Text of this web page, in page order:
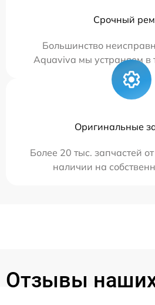
Срочный
Большинство
Aquaviva мы устраняем в
Оригинальные
Более 20 тыс. запчастей
наличии на
Отзывы